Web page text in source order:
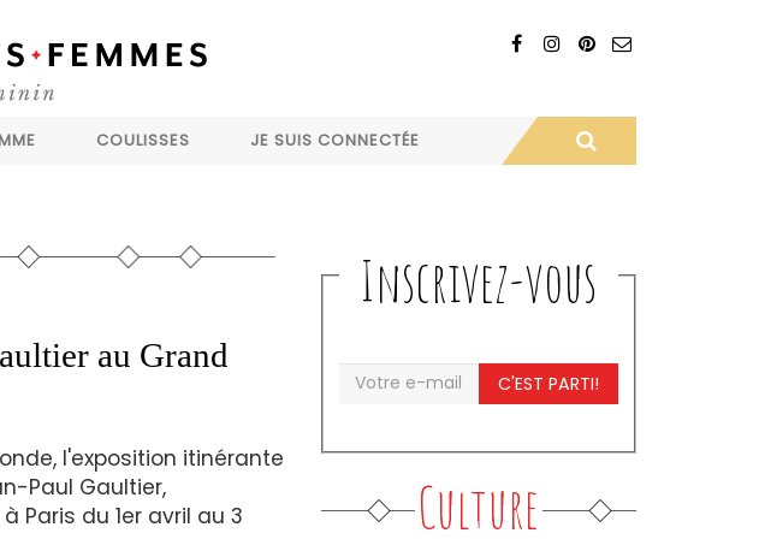
COULISSES JE SUIS CONNECTÉE
au Grand
l'exposition itinérante
Paul Gaultier,
Paris du 1er avril au 3
Inscrivez-vous
C'EST PARTI!
Culture